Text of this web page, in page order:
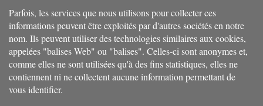
Parfois, les services que nous utilisons pour collecter ces
informations peuvent être exploités par d'autres sociétés en notre
nom. Ils peuvent utiliser des technologies similaires aux cookies,
appelées "balises Web" ou "balises". Celles-ci sont anonymes et,
comme elles ne sont utilisées qu'à des fins statistiques, elles ne
contiennent ni ne collectent aucune information permettant de
vous identifier.